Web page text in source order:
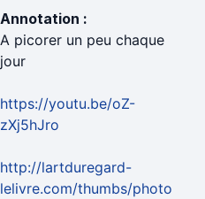
Annotation :
A picorer un peu chaque
jour
https://youtu.be/oZ-
zXj5hJro
http://lartduregard-
lelivre.com/thumbs/photo